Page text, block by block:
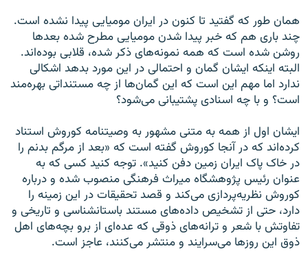
همان طور که گفتید تا کنون در ایران مومیایی پیدا نشده است.
چند باری هم که خبر پیدا شدن مومیایی مطرح شده بعدها
روشن شده است که همه نمونه‌های ذکر شده، قلابی بوده‌اند.
البته اینکه ایشان گمان و احتمالی در این مورد بدهد اشکالی
ندارد اما مهم این است که این گمان‌ها از چه مستنداتی بهره‌مند
است؟ و با چه اسنادی پشتیبانی می‌شود؟
ایشان اول از همه به متنی مشهور به وصیتنامه کوروش استناد
کرده‌اند که در آنجا کوروش گفته است که «بعد از مرگم بدنم را
در خاک پاک ایران زمین دفن کنید». توجه کنید کسی که به
عنوان رئیس پژوهشگاه میراث فرهنگی منصوب شده و درباره
کوروش نظریه‌پردازی می‌کند و قصد تحقیقات در این زمینه را
دارد، حتی از تشخیص داده‌های مستند باستانشناسی و تاریخی و
تفاوتش با شعر و ترانه‌های ذوقی که عده‌ای از برو بچه‌های اهل
ذوق این روزها می‌سرایند و منتشر می‌کنند، عاجز است.